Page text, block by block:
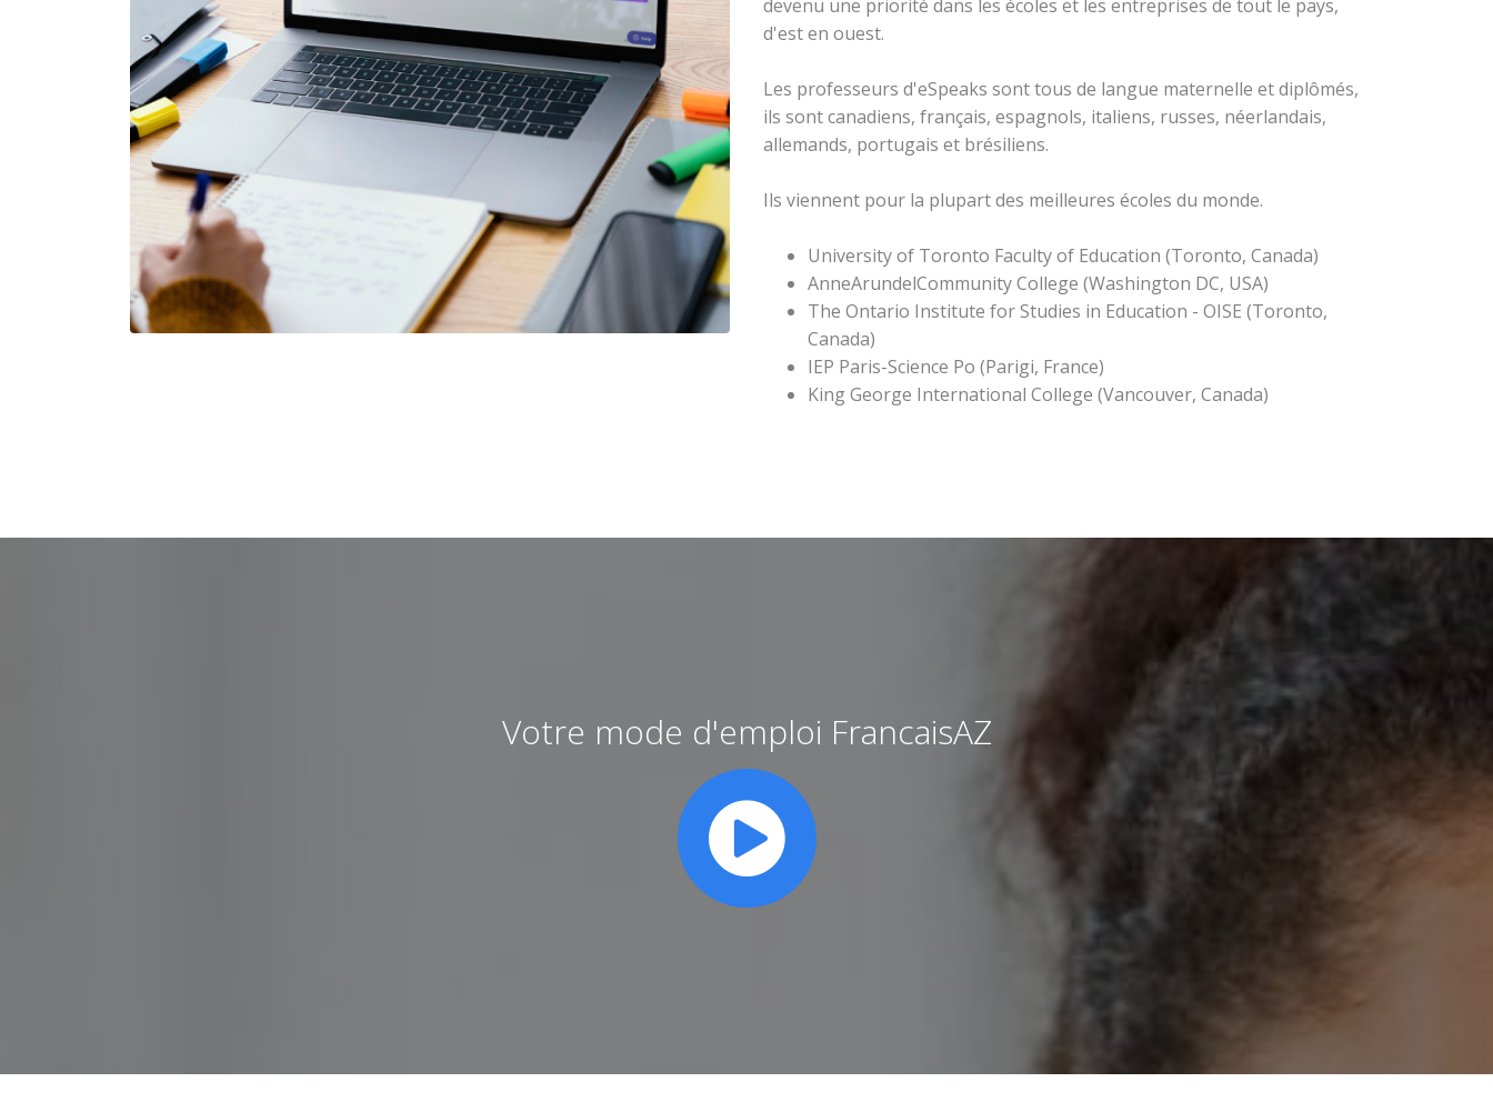
devenu une priorité dans les écoles et les entreprises de tout le pays,
d'est en ouest.
Les professeurs d'eSpeaks sont tous de langue maternelle et diplômés,
ils sont canadiens, français, espagnols, italiens, russes, néerlandais,
allemands, portugais et brésiliens.
Ils viennent pour la plupart des meilleures écoles du monde.
University of Toronto Faculty of Education (Toronto, Canada)
AnneArundelCommunity College (Washington DC, USA)
The Ontario Institute for Studies in Education - OISE (Toronto,
Canada)
IEP Paris-Science Po (Parigi, France)
King George International College (Vancouver, Canada)
Votre mode d'emploi FrancaisAZ